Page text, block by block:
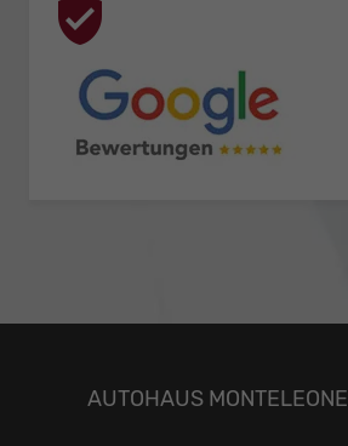
AUTOHAUS MONTELEONE